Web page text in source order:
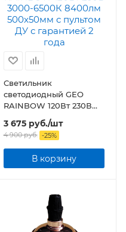
Светильник
светодиодный GEO
RAINBOW 120Вт 230В
3000-6500К 8400лм
500x50мм с пультом ДУ
3 675руб./шт
4 900руб. -25%
В корзину